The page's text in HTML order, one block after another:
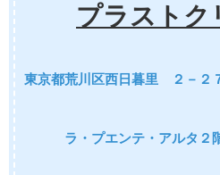
プラストク
東京都荒川区西日暮里 ２－２
ラ・プエンテ・アルタ２